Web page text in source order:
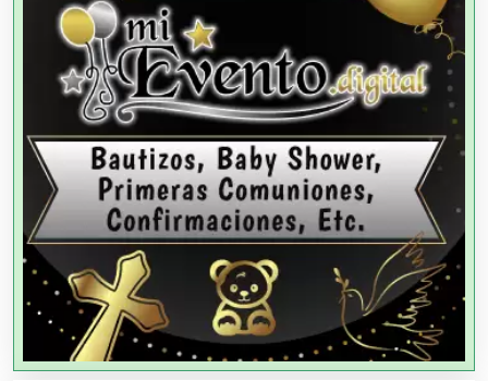
Agencias de Colocación
Agencias de Modelos
Agencias de Publicidad
Agencias de Viajes
Agricultores